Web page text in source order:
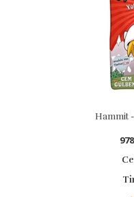
Hammit - Yolculuk
9786050819649
Cem Gülbent
Timaş Çocuk